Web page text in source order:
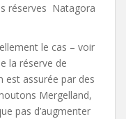
réserves Natagora
le cas – voir
la réserve de
est assurée par des
Mergelland,
pas d’augmenter